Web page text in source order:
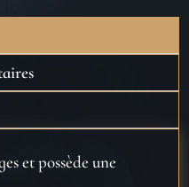
et possède une